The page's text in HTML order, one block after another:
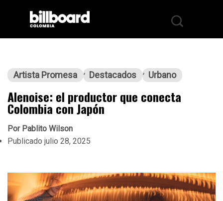
Artista Promesa Destacados Urbano
Alenoise: el productor que conecta
Colombia con Japón
PorPablito Wilson
Publicado julio 28, 2025